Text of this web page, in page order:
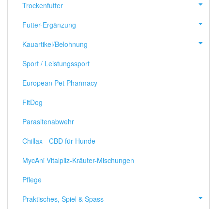
Trockenfutter
Futter-Ergänzung
Kauartikel/Belohnung
Sport / Leistungssport
European Pet Pharmacy
FitDog
Parasitenabwehr
Chillax - CBD für Hunde
MycAni Vitalpilz-Kräuter-Mischungen
Pflege
Praktisches, Spiel & Spass